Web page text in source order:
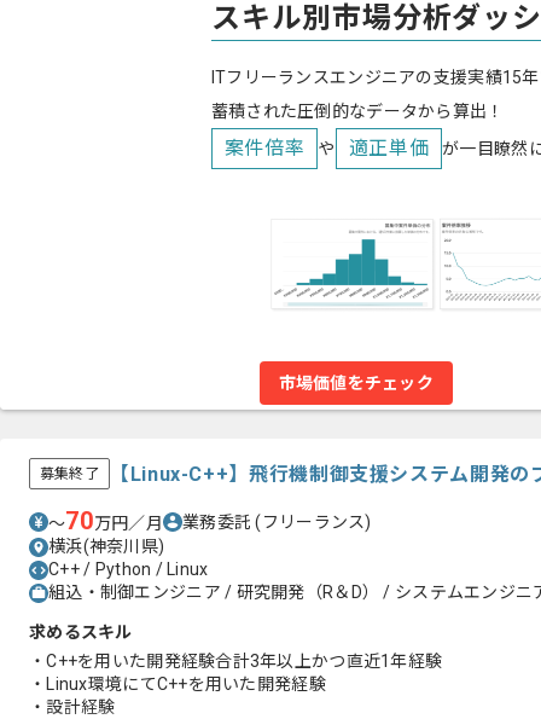
スキル別市場分析ダッ
ITフリーランスエンジニアの支援実績15
蓄積された圧倒的なデータから算出！
案件倍率 や 適正単価 が一目瞭然
市場価値をチェック
募集終了 【Linux-C++】飛行機制御支援システム開発の
〜70万円／月 業務委託(フリーランス)
横浜(神奈川県)
C++ / Python / Linux
組込・制御エンジニア / 研究開発（R＆D） / システムエンジニ
求めるスキル
・C++を用いた開発経験合計3年以上かつ直近1年経験
・Linux環境にてC++を用いた開発経験
・設計経験